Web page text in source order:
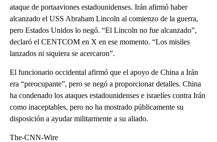
ataque de portaaviones estadounidenses. Irán afirmó haber
alcanzado el USS Abraham Lincoln al comienzo de la guerra,
pero Estados Unidos lo negó. “El Lincoln no fue alcanzado”,
declaró el CENTCOM en X en ese momento. “Los misiles
lanzados ni siquiera se acercaron”.
El funcionario occidental afirmó que el apoyo de China a Irán
era “preocupante”, pero se negó a proporcionar detalles. China
ha condenado los ataques estadounidenses e israelíes contra Irán
como inaceptables, pero no ha mostrado públicamente su
disposición a ayudar militarmente a su aliado.
The-CNN-Wire